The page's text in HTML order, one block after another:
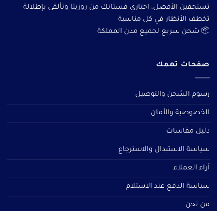
تستحقين الأفضل، اختاري فستانك من روزيتا وتألقى بإطلالة
تخطف الأنظار في كل مناسبة
📦 شحن سريع لجميع مدن المملكة
صفحات تهمك
رسوم الشحن والتوصيل
الخصوصية والأمان
دليل مقاسات
سياسة الاستبدال والاسترجاع
آراء العملاء
سياسة الدفع عند الاستلام
من نحن